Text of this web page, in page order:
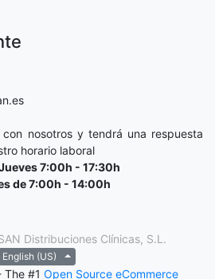
nosotros y tendrá una respuesta
horario laboral
7:00h - 17:30h
de 7:00h - 14:00h
Distribuciones Clínicas, S.L.
English (US)
The #1 Open Source eCommerce